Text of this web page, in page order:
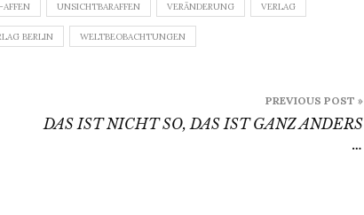
UNSICHTBARAFFEN VERÄNDERUNG VERLAG
BERLIN WELTBEOBACHTUNGEN
PREVIOUS POST »
DAS IST NICHT SO, DAS IST GANZ ANDERS
…